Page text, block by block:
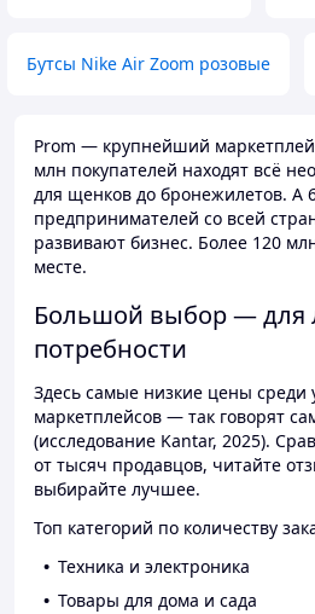
Бутсы Nike Air Zoom розовые
Prom — крупнейший
млн покупателей находят всё
для щенков до бронежилетов. А
предпринимателей со всей
развивают бизнес. Более 120
месте.
Большой выбор — для
потребности
Здесь самые низкие цены среди
маркетплейсов — так говорят
(исследование Kantar, 2025).
от тысяч продавцов, читайте
выбирайте лучшее.
Топ категорий по количеству
Техника и электроника
Товары для дома и сада